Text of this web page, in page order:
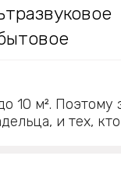
10 м².
и тех,